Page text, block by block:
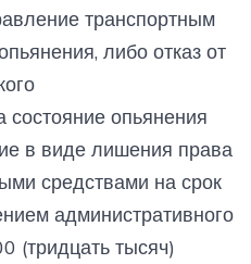
транспортным
либо отказ от
состояние опьянения
в виде лишения права
средствами на срок
административного
(тридцать тысяч)